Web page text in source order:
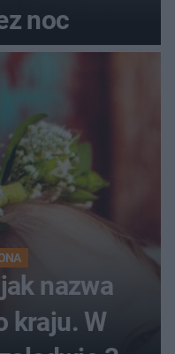
noc
nazwa
kraju. W